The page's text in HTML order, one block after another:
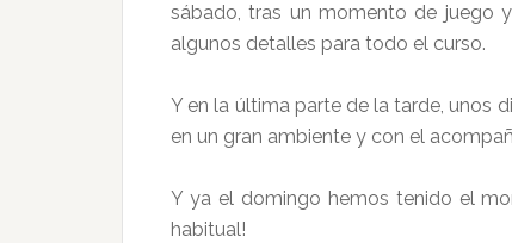
sábado, tras un momento de juego
algunos detalles para todo el curso.
Y en la última parte de la tarde, unos
en un gran ambiente y con el
Y ya el domingo hemos tenido el
habitual!